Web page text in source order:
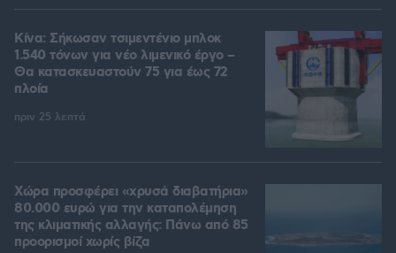
Κίνα: Σήκωσαν τσιμεντένιο μπλοκ
1.540 τόνων για νέο λιμενικό έργο –
Θα κατασκευαστούν 75 για έως 72
πλοία
πριν 25 λεπτά
Χώρα προσφέρει «χρυσά διαβατήρια»
80.000 ευρώ για την καταπολέμηση
της κλιματικής αλλαγής: Πάνω από 85
προορισμοί χωρίς βίζα